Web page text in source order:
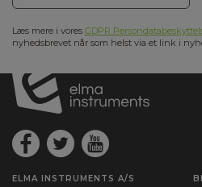
Læs mere i vores GDPR
nyhedsbrevet når som helst via et link i
ELMA INSTRUMENTS A/S